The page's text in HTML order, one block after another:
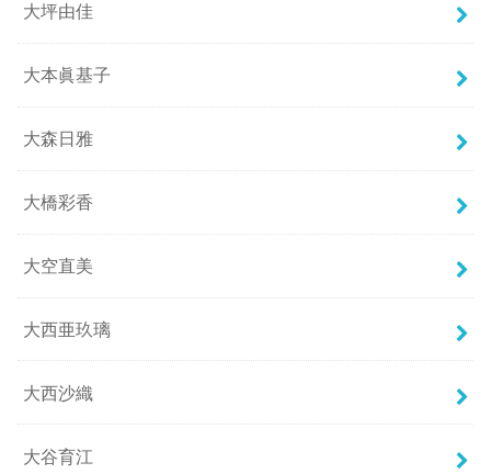
大坪由佳
大本眞基子
大森日雅
大橋彩香
大空直美
大西亜玖璃
大西沙織
大谷育江